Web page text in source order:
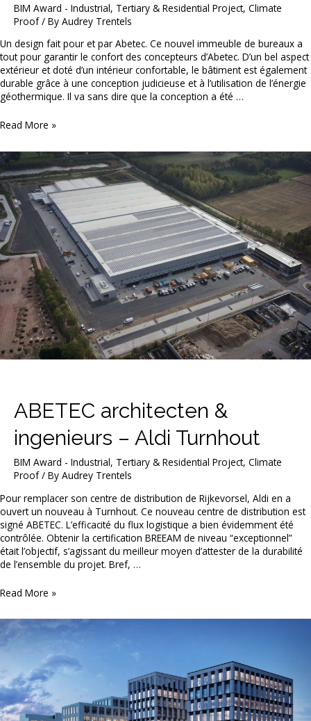
BIM Award - Industrial, Tertiary & Residential Project, Climate
Proof/ By Audrey Trentels
Un design fait pour et par Abetec. Ce nouvel immeuble de bureaux a
tout pour garantir le confort des concepteurs d’Abetec. D’un bel aspect
extérieur et doté d’un intérieur confortable, le bâtiment est également
durable grâce à une conception judicieuse et à l’utilisation de l’énergie
géothermique. Il va sans dire que la conception a été …
ABETEC
&
ingenieurs
–
ABETEC
Kantoorgebouw
Zele
Read More »
ABETEC architecten &
ingenieurs – Aldi Turnhout
BIM Award - Industrial, Tertiary & Residential Project, Climate
Proof/ By Audrey Trentels
Pour remplacer son centre de distribution de Rijkevorsel, Aldi en a
ouvert un nouveau à Turnhout. Ce nouveau centre de distribution est
signé ABETEC. L’efficacité du flux logistique a bien évidemment été
contrôlée. Obtenir la certification BREEAM de niveau “exceptionnel”
était l’objectif, s’agissant du meilleur moyen d’attester de la durabilité
de l’ensemble du projet. Bref, …
ABETEC
&
ingenieurs
–
Turnhout
Read More »